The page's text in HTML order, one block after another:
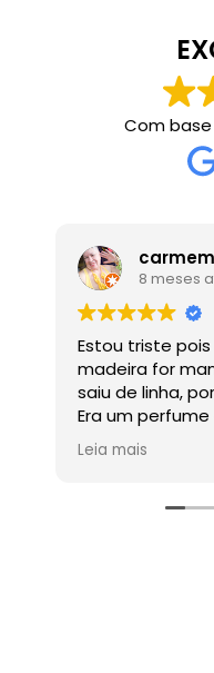
Com
8 meses
Estou triste
madeira for
saiu de linha,
Era um
cheiro , mas
pessoas
Leia mais